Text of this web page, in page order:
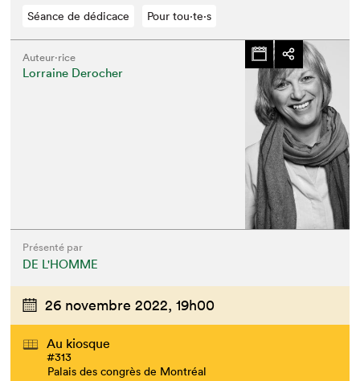
Séance de dédicace Pour tou⋅te⋅s
Auteur·rice
Lorraine Derocher
Présenté par
DE L'HOMME
26 novembre 2022, 19h00
Au kiosque
#313
Palais des congrès de Montréal